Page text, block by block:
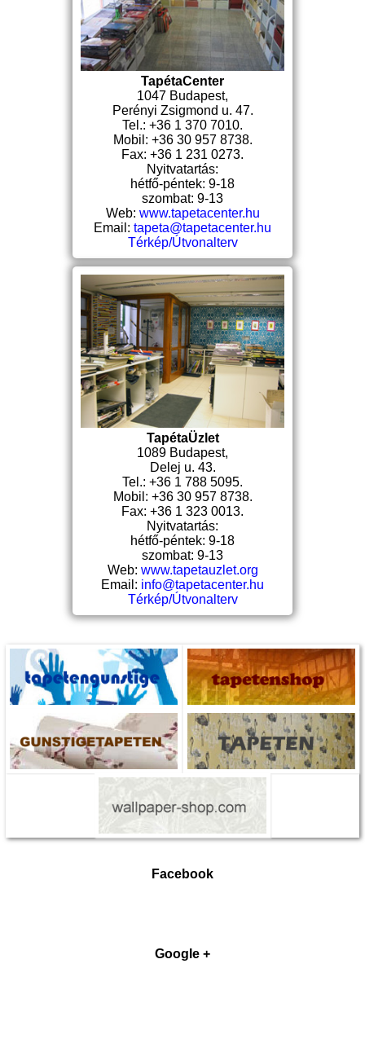
TapétaCenter
1047 Budapest,
Perényi Zsigmond u. 47.
Tel.: +36 1 370 7010.
Mobil: +36 30 957 8738.
Fax: +36 1 231 0273.
Nyitvatartás:
hétfő-péntek: 9-18
szombat: 9-13
Web: www.tapetacenter.hu
Email: tapeta@tapetacenter.hu
Térkép/Útvonalterv
TapétaÜzlet
1089 Budapest,
Delej u. 43.
Tel.: +36 1 788 5095.
Mobil: +36 30 957 8738.
Fax: +36 1 323 0013.
Nyitvatartás:
hétfő-péntek: 9-18
szombat: 9-13
Web: www.tapetauzlet.org
Email: info@tapetacenter.hu
Térkép/Útvonalterv
Facebook
Google +